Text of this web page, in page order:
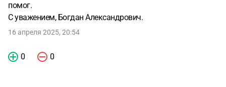
помог.
С уважением, Богдан Александрович.
16 апреля 2025, 20:54
0 0